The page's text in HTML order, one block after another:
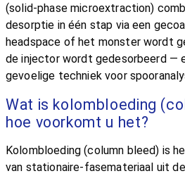
(solid-phase microextraction)
desorptie in één stap via een
headspace of het monster wordt
de injector wordt gedesorbeerd —
gevoelige techniek voor
Wat is kolombloeding
hoe voorkomt u het?
Kolombloeding (column bleed) is
van stationaire-fasemateriaal uit